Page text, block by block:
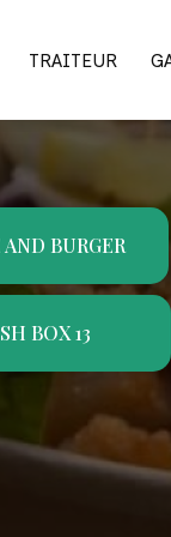
TRAITEUR
Cheese
BURGER
BOX 13